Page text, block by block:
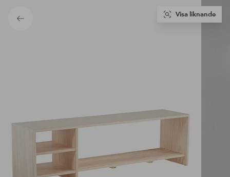
pris
Tillbaka
Visa liknande